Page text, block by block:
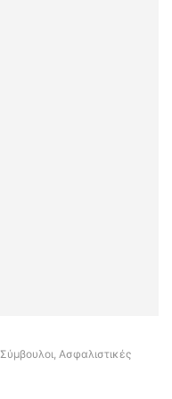
Ασφαλιστικές